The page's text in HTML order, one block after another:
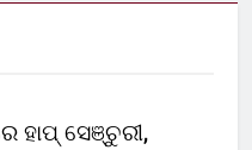
ହାପ୍ ସେଞ୍ଚୁରୀ,